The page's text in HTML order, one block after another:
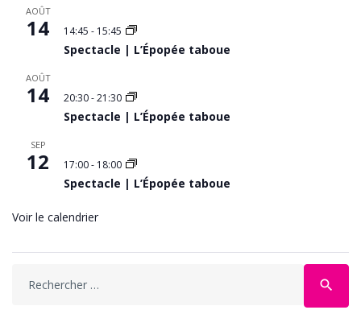
AOÛT
14 14:45 - 15:45
Spectacle | L’Épopée taboue
AOÛT
14 20:30-21:30
Spectacle | L’Épopée taboue
SEP
12 17:00- 18:00
Spectacle | L’Épopée taboue
Voir le calendrier
search